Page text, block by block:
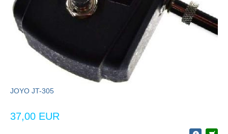
JOYO JT-305
37,00 EUR